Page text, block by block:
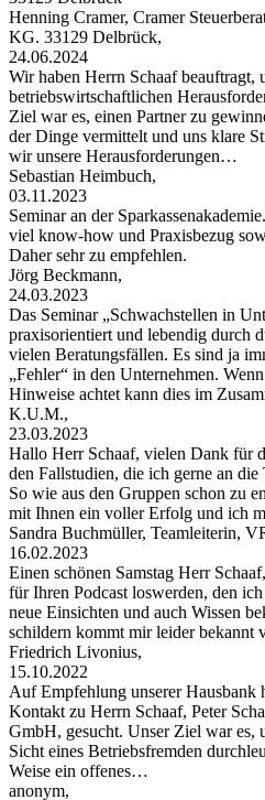
Henning Cramer, Cramer
KG. 33129 Delbrück,
24.06.2024
Wir haben Herrn Schaaf beauftragt,
betriebswirtschaftlichen
Ziel war es, einen Partner zu
der Dinge vermittelt und uns klare
wir unsere Herausforderungen…
Sebastian Heimbuch,
03.11.2023
Seminar an der
viel know-how und Praxisbezug
Daher sehr zu empfehlen.
Jörg Beckmann,
24.03.2023
Das Seminar „Schwachstellen in
praxisorientiert und lebendig durch
vielen Beratungsfällen. Es sind ja
„Fehler“ in den Unternehmen.
Hinweise achtet kann dies im
K.U.M.,
23.03.2023
Hallo Herr Schaaf, vielen Dank für
den Fallstudien, die ich gerne an
So wie aus den Gruppen schon zu
mit Ihnen ein voller Erfolg und ich
Sandra Buchmüller, Teamleiterin,
16.02.2023
Einen schönen Samstag Herr
für Ihren Podcast loswerden, den
neue Einsichten und auch Wissen
schildern kommt mir leider
Friedrich Livonius,
15.10.2022
Auf Empfehlung unserer Hausbank
Kontakt zu Herrn Schaaf, Peter
GmbH, gesucht. Unser Ziel war es,
Sicht eines Betriebsfremden
Weise ein offenes…
anonym,